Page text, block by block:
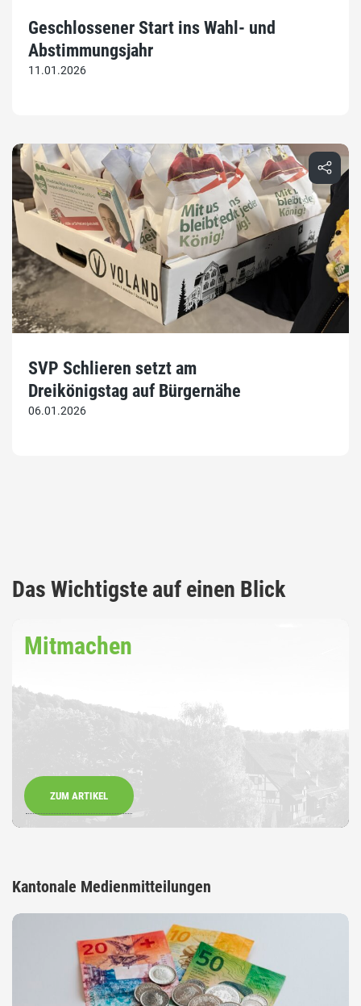
Geschlossener Start ins Wahl- und
Abstimmungsjahr
11.01.2026
SVP Schlieren setzt am
Dreikönigstag auf Bürgernähe
06.01.2026
Das Wichtigste auf einen Blick
Mitmachen
ZUM ARTIKEL
Kantonale Medienmitteilungen